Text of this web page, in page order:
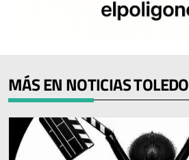
MÁS EN NOTICIAS TOLEDO